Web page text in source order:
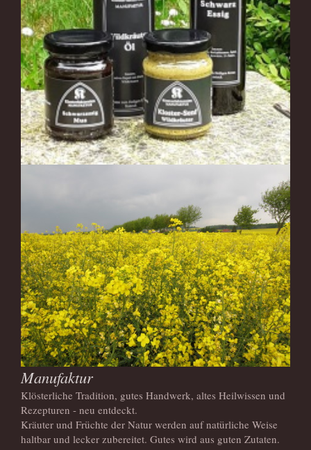
Manufaktur
Klösterliche Tradition, gutes Handwerk, altes Heilwissen und
Rezepturen - neu entdeckt.
Kräuter und Früchte der Natur werden auf natürliche Weise
haltbar und lecker zubereitet. Gutes wird aus guten Zutaten.